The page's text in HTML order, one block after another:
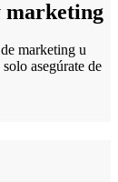
marketing
marketing u
asegúrate de